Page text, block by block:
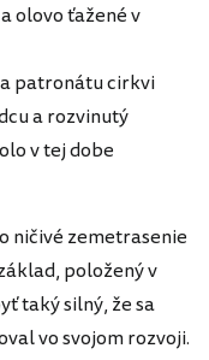
olovo ťažené v
patronátu cirkvi
a rozvinutý
v tej dobe
ničivé zemetrasenie
položený v
taký silný, že sa
vo svojom rozvoji.